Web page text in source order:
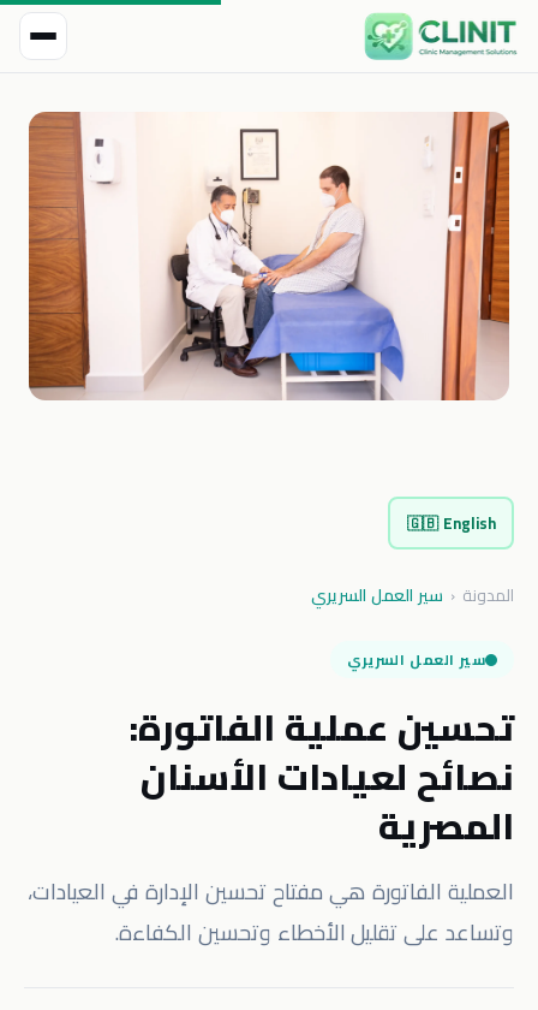
🇬🇧 English
المدونة ‹ سير العمل السريري
سير العمل السريري
تحسين عملية الفاتورة:
نصائح لعيادات الأسنان
المصرية
العملية الفاتورة هي مفتاح تحسين الإدارة في العيادات،
وتساعد على تقليل الأخطاء وتحسين الكفاءة.